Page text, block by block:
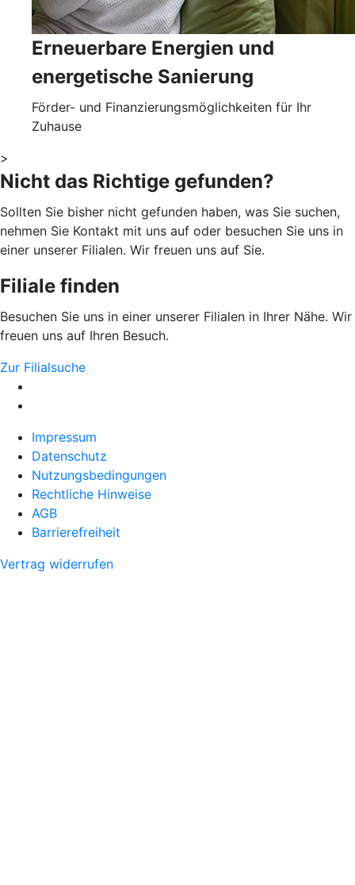
Erneuerbare Energien und
energetische Sanierung
Förder- und Finanzierungsmöglichkeiten für Ihr
Zuhause
>
Nicht das Richtige gefunden?
Sollten Sie bisher nicht gefunden haben, was Sie suchen,
nehmen Sie Kontakt mit uns auf oder besuchen Sie uns in
einer unserer Filialen. Wir freuen uns auf Sie.
Filiale finden
Besuchen Sie uns in einer unserer Filialen in Ihrer Nähe. Wir
freuen uns auf Ihren Besuch.
Zur Filialsuche
Impressum
Datenschutz
Nutzungsbedingungen
Rechtliche Hinweise
AGB
Barrierefreiheit
Vertrag widerrufen